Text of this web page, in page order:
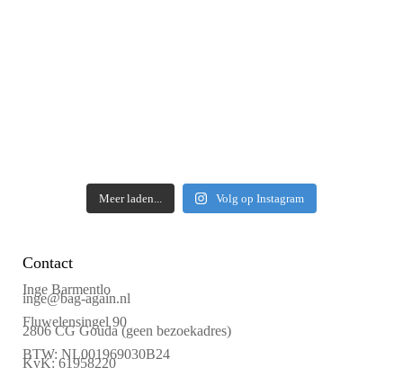
Meer laden... Volg op Instagram
Contact
Inge Barmentlo
inge@bag-again.nl
Fluwelensingel 90
2806 CG Gouda (geen bezoekadres)
BTW: NL001969030B24
KvK: 61958220